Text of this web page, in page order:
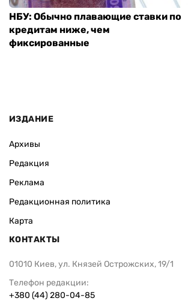
НБУ: Обычно плавающие ставки по
кредитам ниже, чем
фиксированные
ИЗДАНИЕ
Архивы
Редакция
Реклама
Редакционная политика
Карта
КОНТАКТЫ
01010 Киев, ул. Князей Острожских, 19/1
Телефон редакции:
+380 (44) 280-04-85